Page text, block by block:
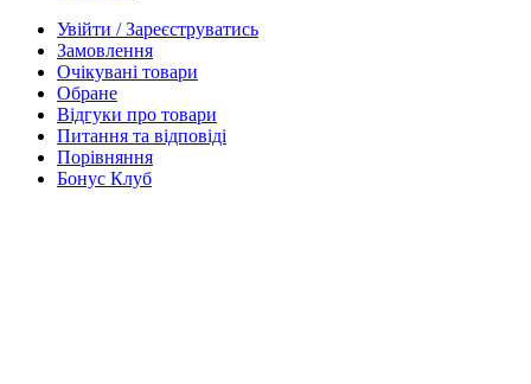
Увійти / Зареєструватись
Замовлення
Очікувані товари
Обране
Відгуки про товари
Питання та відповіді
Порівняння
Бонус Клуб